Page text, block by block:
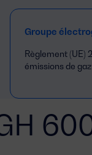
Groupe
Règlement (UE)
émissions de